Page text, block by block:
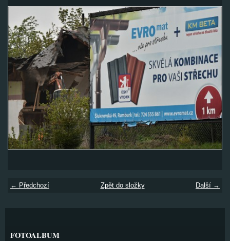
← Předchozí Další →
Zpět do složky
FOTOALBUM